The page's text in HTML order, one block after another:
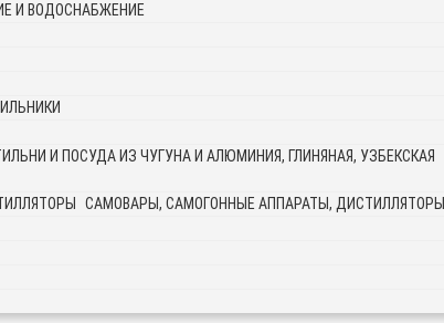
И ВОДОСНАБЖЕНИЕ
САМОВАРЫ, САМОГОННЫЕ АППАРАТЫ, ДИСТИЛЛЯТОРЫ